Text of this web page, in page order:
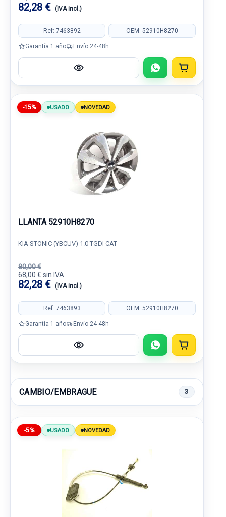
82,28 € (IVA incl.)
Ref: 7463892 OEM: 52910H8270
Garantía 1 año Envío 24-48h
-15% USADO NOVEDAD
LLANTA 52910H8270
KIA STONIC (YBCUV) 1.0 TGDI CAT
80,00 €
68,00 € sin IVA.
82,28 € (IVA incl.)
Ref: 7463893 OEM: 52910H8270
Garantía 1 año Envío 24-48h
CAMBIO/EMBRAGUE 3
-5% USADO NOVEDAD